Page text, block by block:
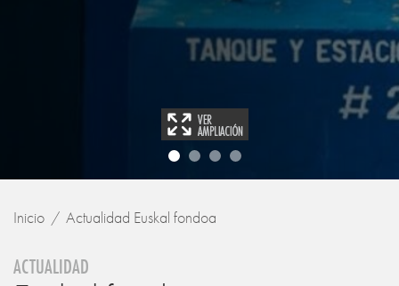
Inicio Actualidad Euskal fondoa
ACTUALIDAD